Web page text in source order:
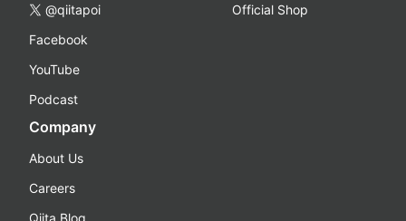
@qiitapoi
Facebook
YouTube
Podcast
Official Shop
Company
About Us
Careers